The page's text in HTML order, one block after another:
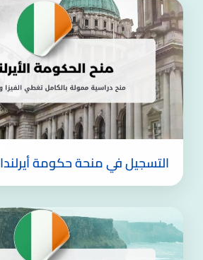
التسجيل في منحة حكومة أيرلندا